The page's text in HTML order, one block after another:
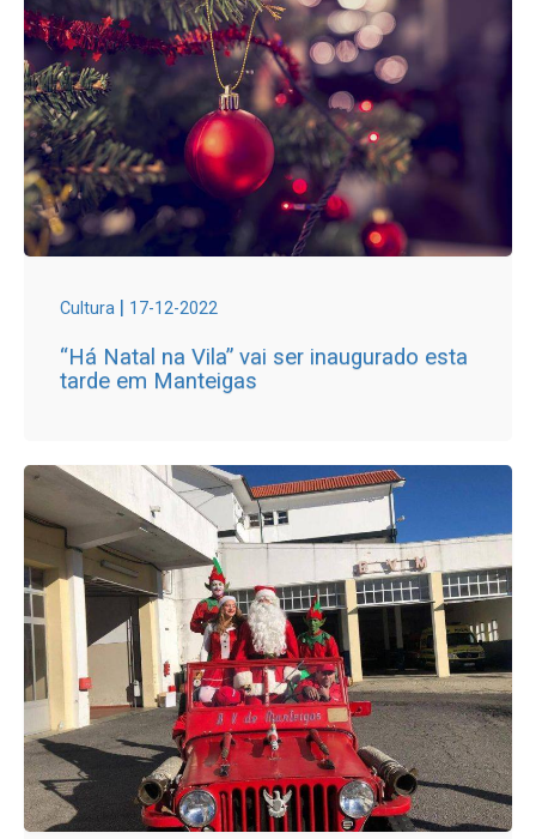
Cultura | 17-12-2022
“Há Natal na Vila” vai ser inaugurado esta
tarde em Manteigas